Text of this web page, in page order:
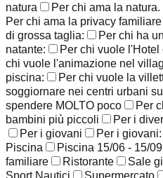
natura
Per chi ama la
Per chi ama la privacy familiare
di grossa taglia:
Per chi ha
natante:
Per chi vuole
chi vuole l'animazione nel
piscina:
Per chi vuole la
soggiornare nei centri urbani
spendere MOLTO poco
Per
bambini più piccoli
Per i
Per i giovani
Per i giovani:
Piscina
Piscina 15/06 - 15/09
familiare
Ristorante Sale
Sport Nautici
Supermercato